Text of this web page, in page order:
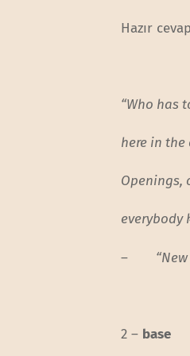
Hazır
“Who has
here in the
Openings,
everybody
–
2 – base